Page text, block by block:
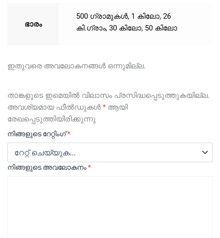
ഭാരം
500 ഗ്രാമുകൾ, 1 കിലോ, 26
കി.ഗ്രാം, 30 കിലോ, 50 കിലോ
ഇതുവരെ അവലോകനങ്ങൾ ഒന്നുമില്ല.
താങ്കളുടെ ഇമെയില്‍ വിലാസം പ്രസിദ്ധപ്പെടുത്തുകയില്ല.
അവശ്യമായ ഫീല്‍ഡുകള്‍ * ആയി
രേഖപ്പെടുത്തിയിരിക്കുന്നു
നിങ്ങളുടെ റേറ്റിംഗ്*
നിങ്ങളുടെ അവലോകനം*